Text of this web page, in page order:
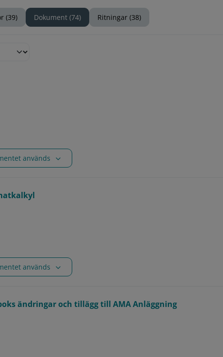
(39) Dokument (74) Ritningar (38)
används
används
ändringar och tillägg till AMA Anläggning